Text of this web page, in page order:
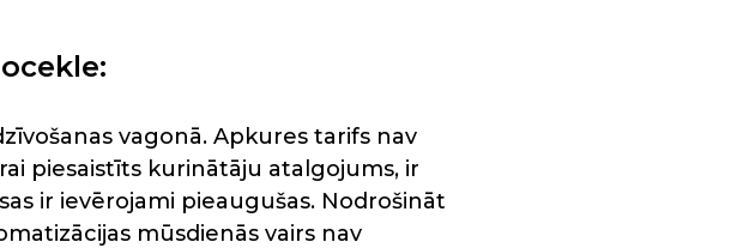
vagonā. Apkures tarifs nav
piesaistīts kurinātāju atalgojums, ir
ir ievērojami pieaugušas. Nodrošināt
mūsdienās vairs nav